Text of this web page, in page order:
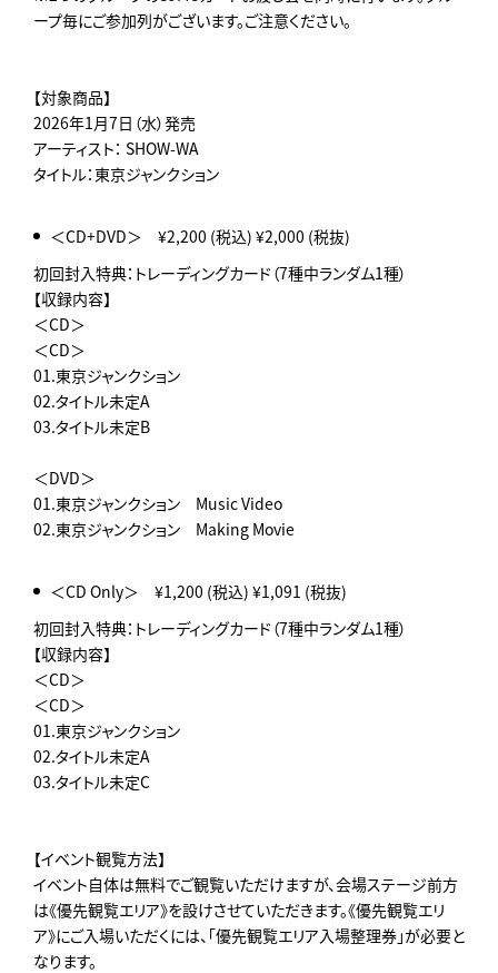
ープ毎にご参加列がございます。ご注意ください。
【対象商品】
2026年1月7日（水）発売
アーティスト： SHOW-WA
タイトル：東京ジャンクション
＜CD+DVD＞ ¥2,200 (税込) ¥2,000 (税抜)
初回封入特典：トレーディングカード（7種中ランダム1種）
【収録内容】
＜CD＞
＜CD＞
01.東京ジャンクション
02.タイトル未定A
03.タイトル未定B
＜DVD＞
01.東京ジャンクション Music Video
02.東京ジャンクション Making Movie
＜CD Only＞ ¥1,200 (税込) ¥1,091 (税抜)
初回封入特典：トレーディングカード（7種中ランダム1種）
【収録内容】
＜CD＞
＜CD＞
01.東京ジャンクション
02.タイトル未定A
03.タイトル未定C
【イベント観覧方法】
イベント自体は無料でご観覧いただけますが、会場ステージ前方
は《優先観覧エリア》を設けさせていただきます。《優先観覧エリ
ア》にご入場いただくには、「優先観覧エリア入場整理券」が必要と
なります。